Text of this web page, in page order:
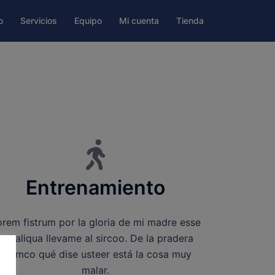
Servicios Equipo Mi cuenta Tienda
Entrenamiento
fistrum por la gloria de mi madre esse
aliqua llevame al sircoo. De la pradera
ullamco qué dise usteer está la cosa muy
malar.